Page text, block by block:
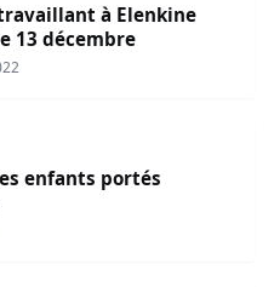
à Elenkine
13 décembre
enfants portés